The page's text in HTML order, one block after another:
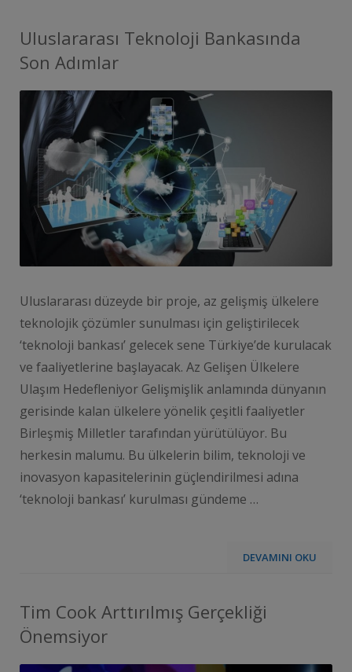
Uluslararası Teknoloji Bankasında
Son Adımlar
Uluslararası düzeyde bir proje, az gelişmiş ülkelere
teknolojik çözümler sunulması için geliştirilecek
‘teknoloji bankası’ gelecek sene Türkiye’de kurulacak
ve faaliyetlerine başlayacak. Az Gelişen Ülkelere
Ulaşım Hedefleniyor Gelişmişlik anlamında dünyanın
gerisinde kalan ülkelere yönelik çeşitli faaliyetler
Birleşmiş Milletler tarafından yürütülüyor. Bu
herkesin malumu. Bu ülkelerin bilim, teknoloji ve
inovasyon kapasitelerinin güçlendirilmesi adına
‘teknoloji bankası’ kurulması gündeme …
DEVAMINI OKU
Tim Cook Arttırılmış Gerçekliği
Önemsiyor